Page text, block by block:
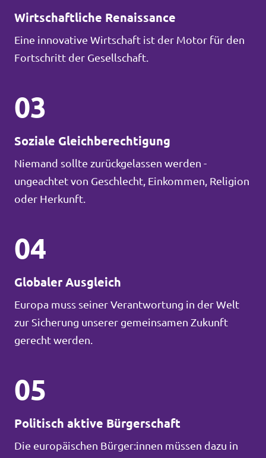
Wirtschaftliche Renaissance
Eine innovative Wirtschaft ist der Motor für den
Fortschritt der Gesellschaft.
03
Soziale Gleichberechtigung
Niemand sollte zurückgelassen werden -
ungeachtet von Geschlecht, Einkommen, Religion
oder Herkunft.
04
Globaler Ausgleich
Europa muss seiner Verantwortung in der Welt
zur Sicherung unserer gemeinsamen Zukunft
gerecht werden.
05
Politisch aktive Bürgerschaft
Die europäischen Bürger:innen müssen dazu in